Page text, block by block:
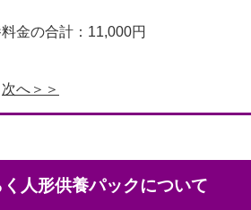
金の合計：11,000円
次へ＞＞
らく人形供養パックについて